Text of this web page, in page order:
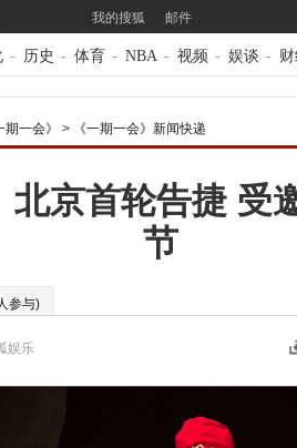
我的搜狐 邮件
- 历史 - 体育 - NBA - 视频 - 娱谈 -
一会》 > 《一期一会》新闻快递
北京首轮告捷 受
节
参与)
娱乐